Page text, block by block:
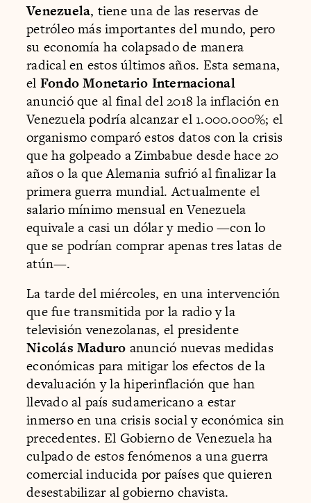
Venezuela, tiene una de las reservas de
petróleo más importantes del mundo, pero
su economía ha colapsado de manera
radical en estos últimos años. Esta semana,
el Fondo Monetario Internacional
anunció que al final del 2018 la inflación en
Venezuela podría alcanzar el 1.000.000%; el
organismo comparó estos datos con la crisis
que ha golpeado a Zimbabue desde hace 20
años o la que Alemania sufrió al finalizar la
primera guerra mundial. Actualmente el
salario mínimo mensual en Venezuela
equivale a casi un dólar y medio —con lo
que se podrían comprar apenas tres latas de
atún—.
La tarde del miércoles, en una intervención
que fue transmitida por la radio y la
televisión venezolanas, el presidente
Nicolás Maduro anunció nuevas medidas
económicas para mitigar los efectos de la
devaluación y la hiperinflación que han
llevado al país sudamericano a estar
inmerso en una crisis social y económica sin
precedentes. El Gobierno de Venezuela ha
culpado de estos fenómenos a una guerra
comercial inducida por países que quieren
desestabilizar al gobierno chavista.